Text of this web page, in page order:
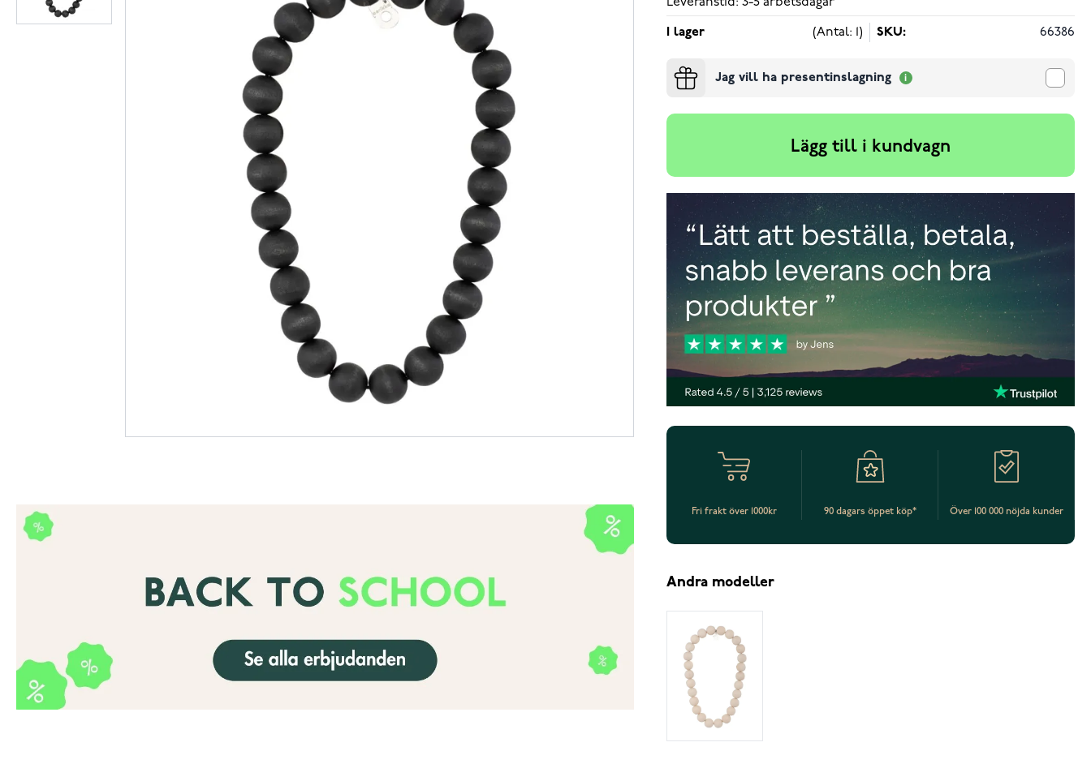
I lager (Antal: 1) SKU: 66386
Jag vill ha presentinslagning
Lägg till i kundvagn
Fri frakt över 1000kr 90 dagars öppet köp* Över 100 000 nöjda kunder
Andra modeller